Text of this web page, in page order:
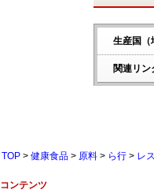
生産国（
関連リン
> 健康食品 > 原料 > ら行 > レ
ンテンツ